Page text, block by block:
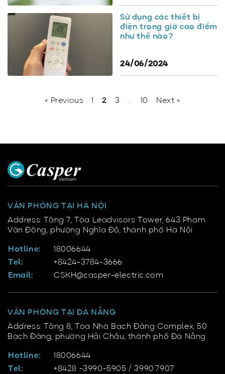
Sử dụng các thiết bị
điện trong giờ cao điểm
như thế nào?
24/06/2024
« Previous 1 2 3 … 10 Next »
VĂN PHÒNG TẠI HÀ NỘI
Address: Tầng 7, Tòa Leadvisors Tower, 643 Phạm
Văn Đồng, phường Nghĩa Đô, thành phố Hà Nội
Hotline:
18006644
Tel:
+8424-3784-3666
Email:
CSKH@casper-electric.com
VĂN PHÒNG TẠI ĐÀ NẴNG
Address: Tầng 8, Tòa Nhà Bạch Đằng Complex, 50
Bạch Đằng, phường Hải Châu, thành phố Đà Nẵng
Hotline:
18006644
Tel:
+8428 -3990-5905 / 3990.7907